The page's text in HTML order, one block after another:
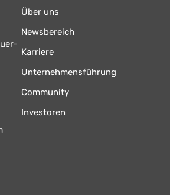
Über uns
Newsbereich
Karriere
Unternehmensführung
Community
Investoren